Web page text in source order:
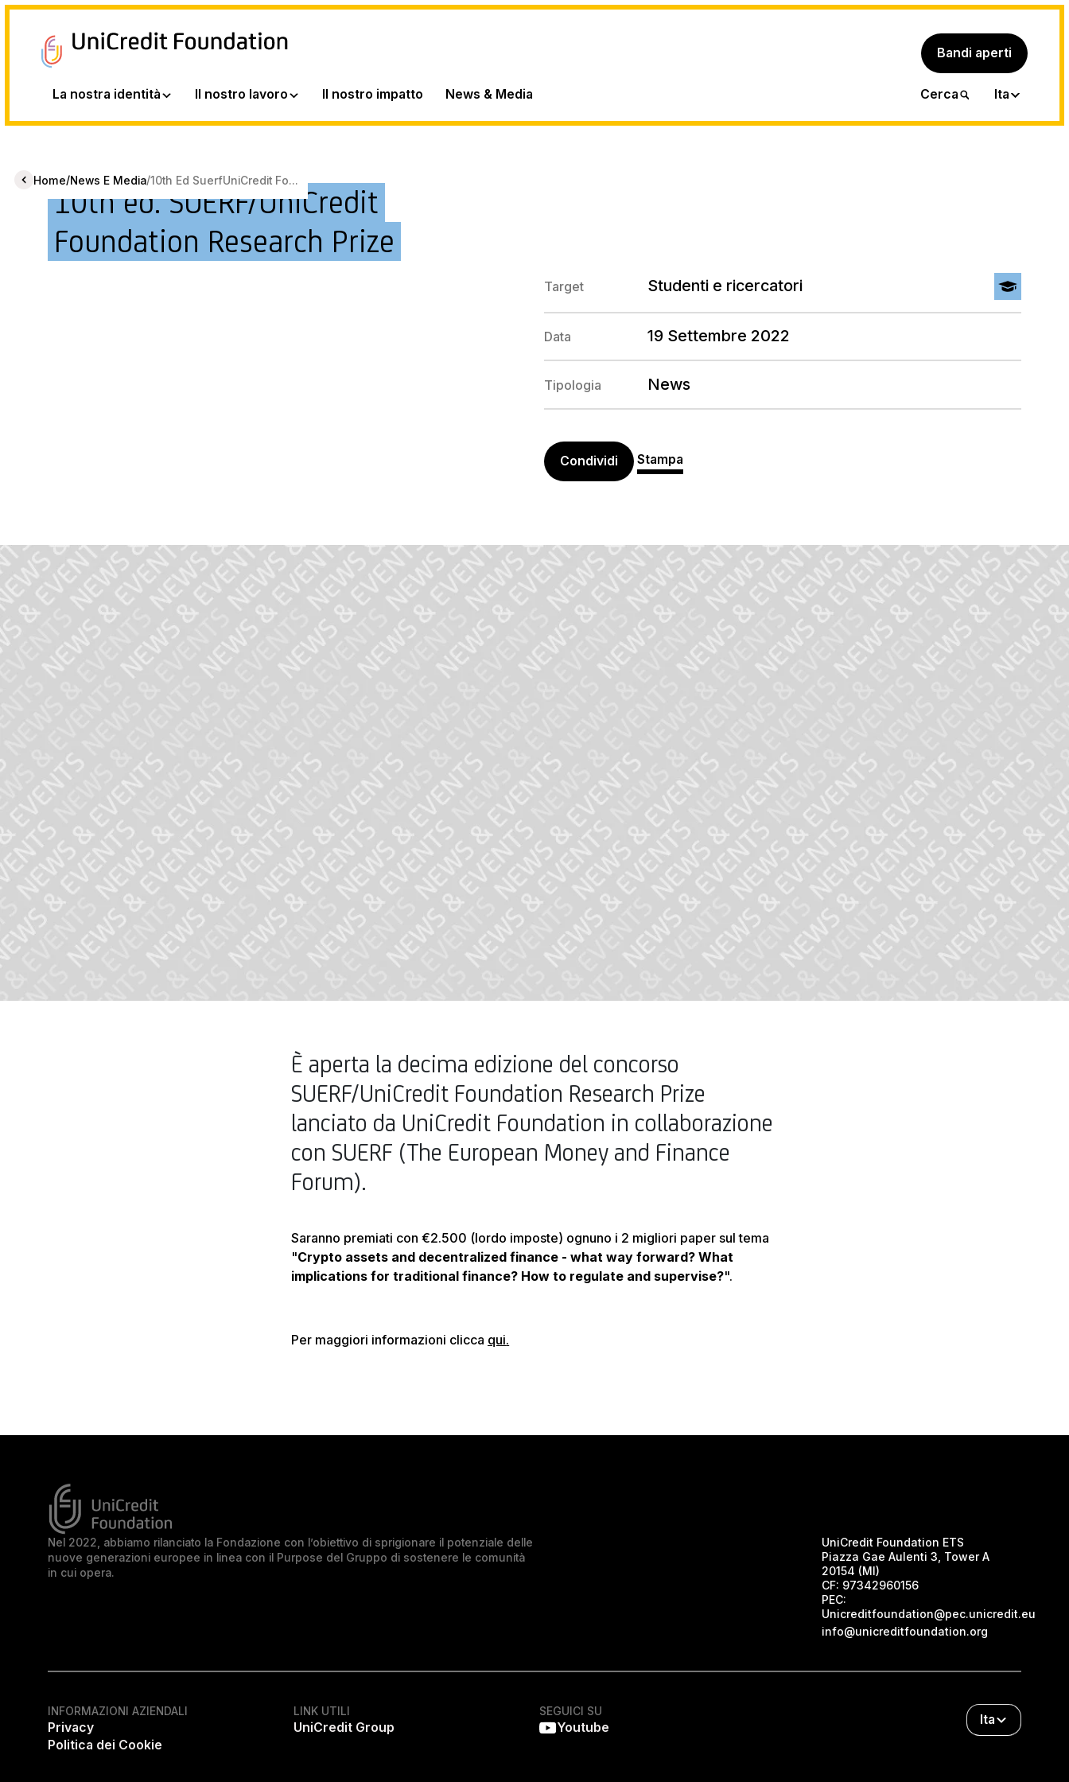
Bandi aperti
La nostra identità Il nostro lavoro Il nostro impatto News & Media Cerca ItaEng
Home/News E Media/10th Ed SuerfUniCredit Fo...
10th ed. SUERF/UniCredit
Foundation Research Prize
Target Studenti e ricercatori
Data 19 Settembre 2022
Tipologia News
Condividi Stampa
È aperta la decima edizione del concorso
SUERF/UniCredit Foundation Research Prize
lanciato da UniCredit Foundation in collaborazione
con SUERF (The European Money and Finance
Forum).
Saranno premiati con €2.500 (lordo imposte) ognuno i 2 migliori paper sul tema
"Crypto assets and decentralized finance - what way forward? What
implications for traditional finance? How to regulate and supervise?".
Per maggiori informazioni clicca qui.
Nel 2022, abbiamo rilanciato la Fondazione con l’obiettivo di sprigionare il potenziale delle
nuove generazioni europee in linea con il Purpose del Gruppo di sostenere le comunità
in cui opera.
UniCredit Foundation ETS
Piazza Gae Aulenti 3, Tower A
20154 (MI)
CF: 97342960156
PEC:
Unicreditfoundation@pec.unicredit.eu
info@unicreditfoundation.org
INFORMAZIONI AZIENDALI
Privacy
Politica dei Cookie
LINK UTILI
UniCredit Group
SEGUICI SU
Youtube
Ita